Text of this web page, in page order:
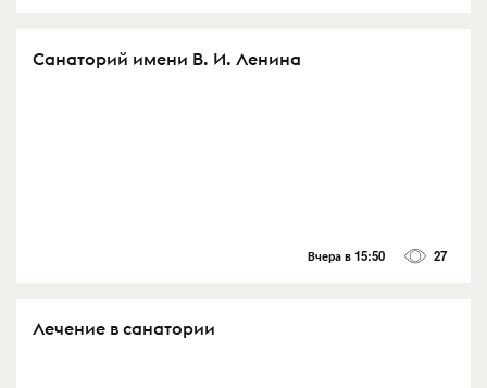
Санаторий имени В. И. Ленина
Вчера в 15:50 27
Лечение в санатории